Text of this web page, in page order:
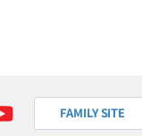
FAMILY SITE